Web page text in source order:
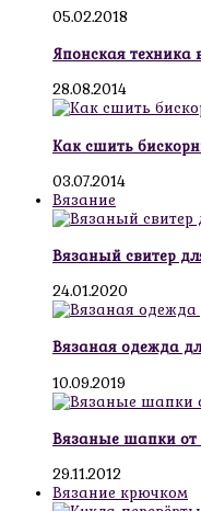
05.02.2018
Японская
28.08.2014
Как сшить
03.07.2014
Вязание
Вязаный свитер
24.01.2020
Вязаная одежда
10.09.2019
Вязаные шапки от
29.11.2012
Вязание крючком